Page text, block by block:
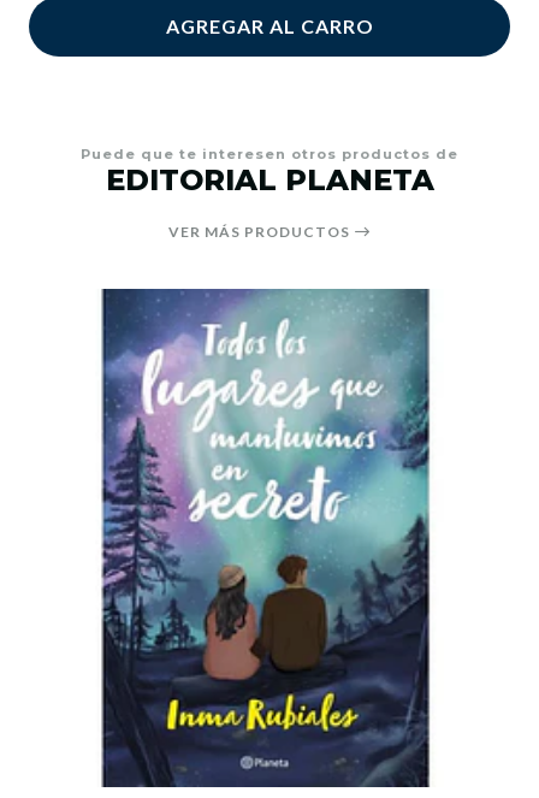
AGREGAR AL CARRO
Puede que te interesen otros productos de
EDITORIAL PLANETA
VER MÁS PRODUCTOS